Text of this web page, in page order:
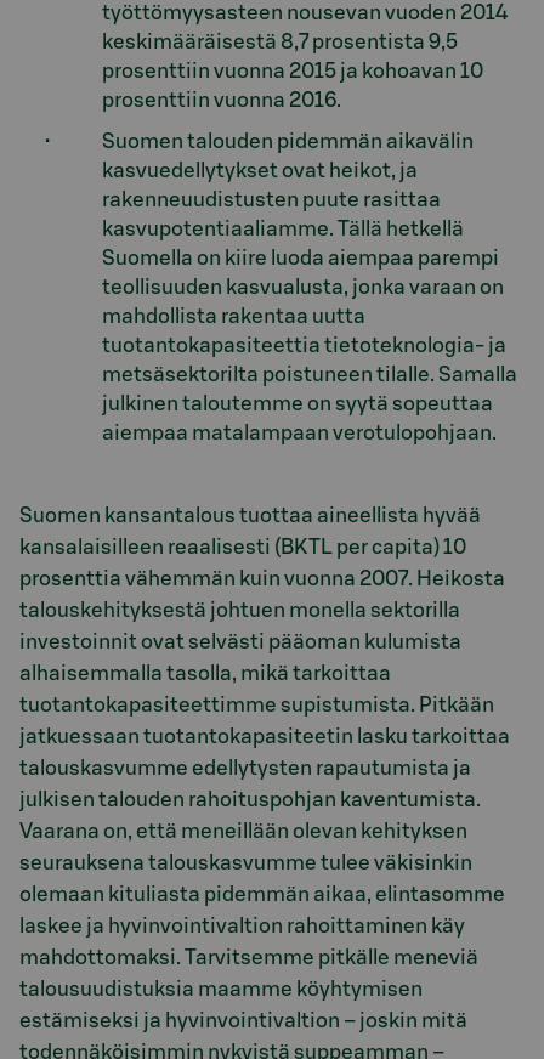
työttömyysasteen nousevan vuoden 2014
keskimääräisestä 8,7 prosentista 9,5
prosenttiin vuonna 2015 ja kohoavan 10
prosenttiin vuonna 2016.
Suomen talouden pidemmän aikavälin
kasvuedellytykset ovat heikot, ja
rakenneuudistusten puute rasittaa
kasvupotentiaaliamme. Tällä hetkellä
Suomella on kiire luoda aiempaa parempi
teollisuuden kasvualusta, jonka varaan on
mahdollista rakentaa uutta
tuotantokapasiteettia tietoteknologia- ja
metsäsektorilta poistuneen tilalle. Samalla
julkinen taloutemme on syytä sopeuttaa
aiempaa matalampaan verotulopohjaan.
Suomen kansantalous tuottaa aineellista hyvää
kansalaisilleen reaalisesti (BKTL per capita) 10
prosenttia vähemmän kuin vuonna 2007. Heikosta
talouskehityksestä johtuen monella sektorilla
investoinnit ovat selvästi pääoman kulumista
alhaisemmalla tasolla, mikä tarkoittaa
tuotantokapasiteettimme supistumista. Pitkään
jatkuessaan tuotantokapasiteetin lasku tarkoittaa
talouskasvumme edellytysten rapautumista ja
julkisen talouden rahoituspohjan kaventumista.
Vaarana on, että meneillään olevan kehityksen
seurauksena talouskasvumme tulee väkisinkin
olemaan kituliasta pidemmän aikaa, elintasomme
laskee ja hyvinvointivaltion rahoittaminen käy
mahdottomaksi. Tarvitsemme pitkälle meneviä
talousuudistuksia maamme köyhtymisen
estämiseksi ja hyvinvointivaltion – joskin mitä
todennäköisimmin nykyistä suppeamman –